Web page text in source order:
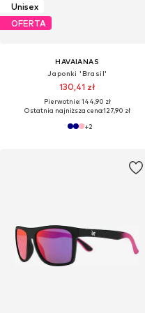
Unisex
OFERTA
HAVAIANAS
Japonki 'Brasil'
130,41 zł
Pierwotnie: 144,90 zł
Ostatnia najniższa cena:127,90 zł
+2